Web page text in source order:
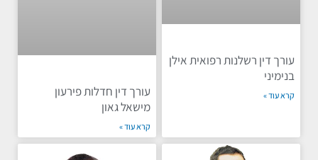
עורך דין רשלנות רפואית אילן
בנימיני
קרא עוד »
עורך דין חדלות פירעון
מישאל גאון
קרא עוד »